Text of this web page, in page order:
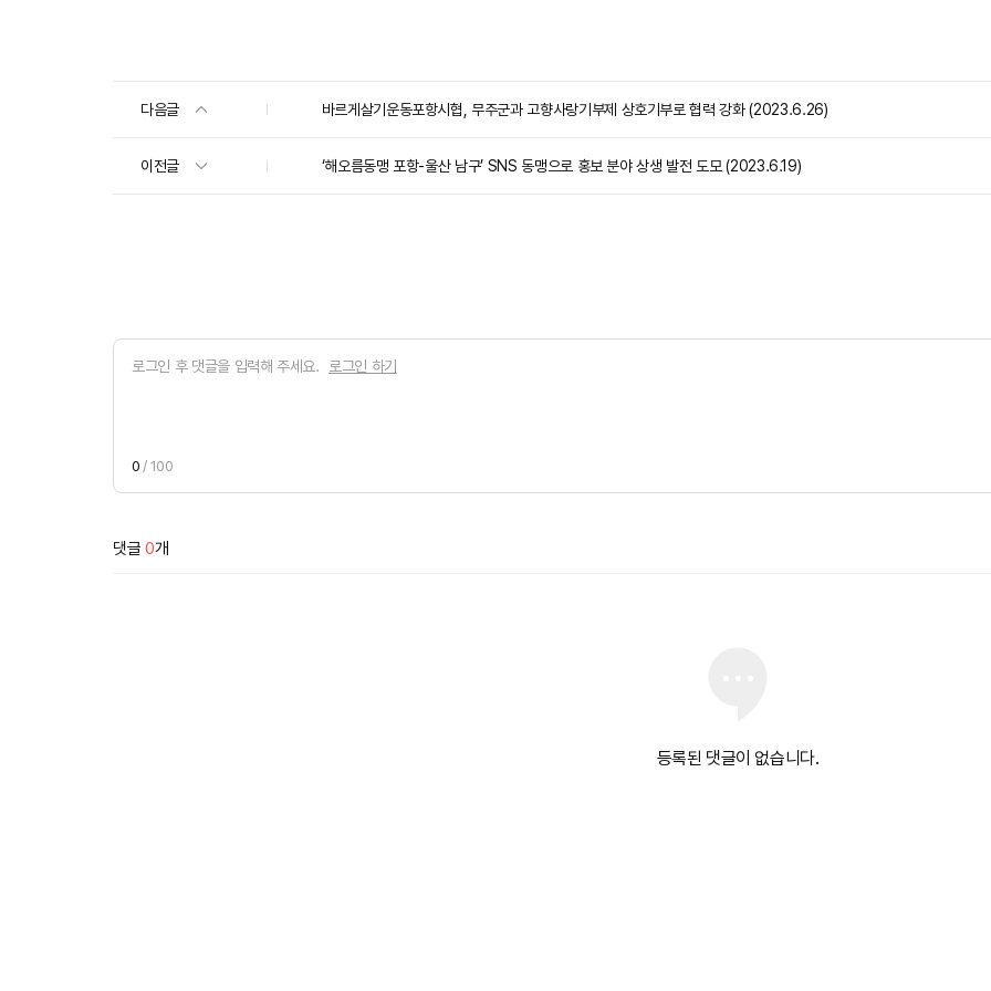
다음글 바르게살기운동포항시협, 무주군과 고향사랑기부제 상호기부로 협력 강화 (2023.6.26)
이전글 ‘해오름동맹 포항-울산 남구’ SNS 동맹으로 홍보 분야 상생 발전 도모 (2023.6.19)
로그인 하기
0 / 100
댓글0개
등록된 댓글이 없습니다.